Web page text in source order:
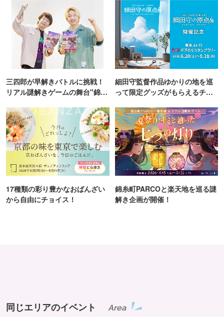
三四郎が早解きバトルに挑戦！
リアル謎解きゲームの舞台"錦糸
細田守監督作品ゆかりの地を巡
って限定グッズがもらえるチャ
17種類の彩り豊かなおばんざい
から自由にチョイス！
錦糸町PARCOと楽天地を巡る謎
解き企画が開催！
同じエリアのイベント Area